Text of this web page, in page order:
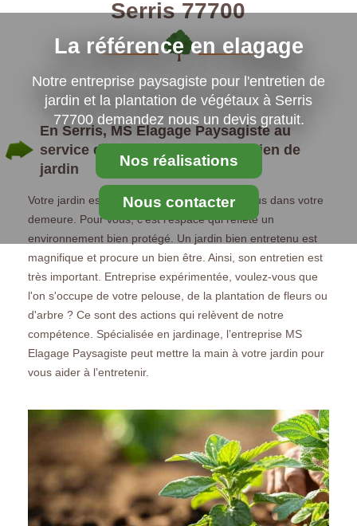
La référence en elagage
Notre entreprise paysagiste pour l'entretien de
jardin et la plantation de végétaux à Serris
77700 demandez nous un devis gratuit.
Nos réalisations
Nous contacter
Serris 77700
En Serris, MS Elagage Paysagiste au
service de la plantation et entretien de
jardin
Votre jardin est l’espace que vous aimez le plus dans votre
demeure. Pour vous, c’est l’espace qui reflète un
environnement bien protégé. Un jardin bien entretenu est
magnifique et procure un bien être. Ainsi, son entretien est
très important. Entreprise expérimentée, voulez-vous que
l'on s'occupe de votre pelouse, de la plantation de fleurs ou
d'arbre ? Ce sont des actions qui relèvent de notre
compétence. Spécialisée en jardinage, l’entreprise MS
Elagage Paysagiste peut mettre la main à votre jardin pour
vous aider à l’entretenir.